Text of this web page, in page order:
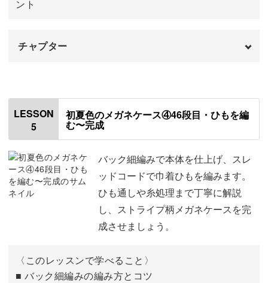
ント
チャプター
5段目〜12段目を編む
13段目〜17段目を編む
18段目〜43段目を編む 10:47
44段目を編む 17:17
19:34
LESSON
5
初夏色のメガネケース④46段目・ひもを編
む〜完成
バック細編みで本体を仕上げ、スレ
ッドコードで巾着ひもを編みます。
ひも通しや糸処理まで丁寧に解説
し、ストライプ柄メガネケースを完
成させましょう。
〈このレッスンで学べること〉
■ バック細編みの編み方とコツ